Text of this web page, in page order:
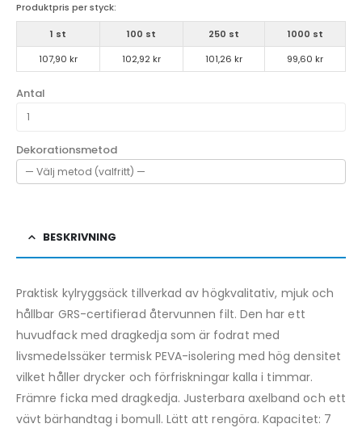
Produktpris per styck:
1 st 100 st 250 st
1000 st
107,90 kr
102,92 kr 101,26 kr 99,60 kr
Antal
Dekorationsmetod
BESKRIVNING
Praktisk kylryggsäck tillverkad av högkvalitativ, mjuk och
hållbar GRS-certifierad återvunnen filt. Den har ett
huvudfack med dragkedja som är fodrat med
livsmedelssäker termisk PEVA-isolering med hög densitet
vilket håller drycker och förfriskningar kalla i timmar.
Främre ficka med dragkedja. Justerbara axelband och ett
vävt bärhandtag i bomull. Lätt att rengöra. Kapacitet: 7